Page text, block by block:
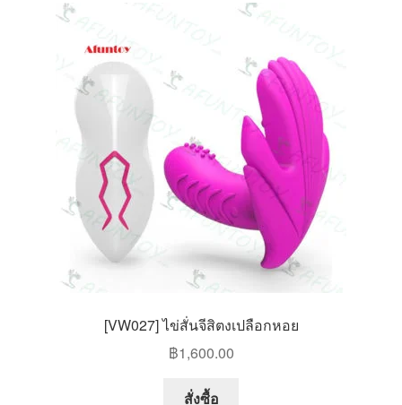
[VW027] ไข่สั่นจีสิตงเปลือกหอย
฿1,600.00
สั่งซื้อ